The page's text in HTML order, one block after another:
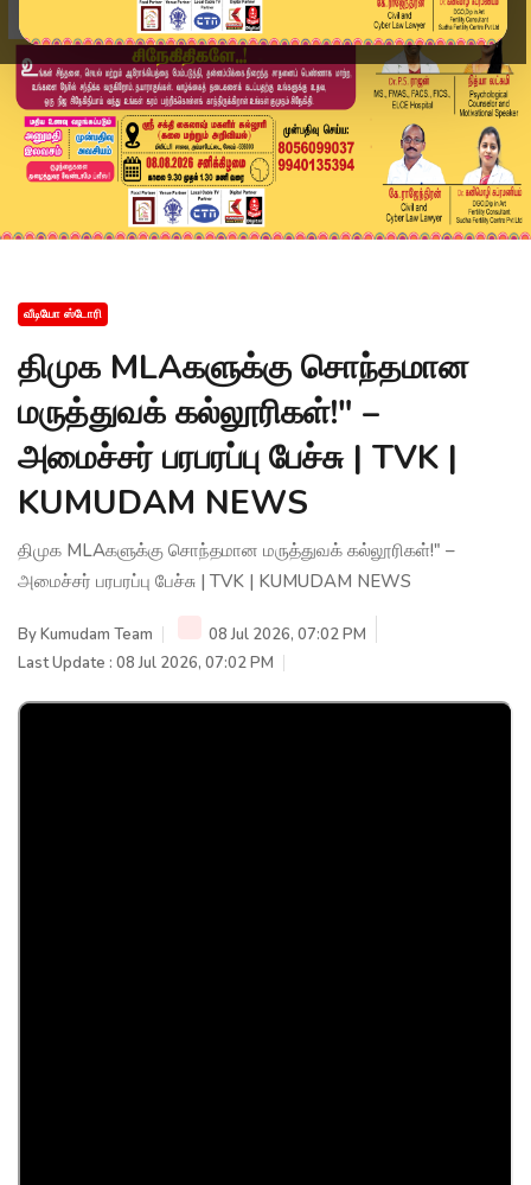
வீடியோ ஸ்டோரி
திமுக MLAகளுக்கு சொந்தமான
மருத்துவக் கல்லூரிகள்!" –
அமைச்சர் பரபரப்பு பேச்சு | TVK |
KUMUDAM NEWS
திமுக MLAகளுக்கு சொந்தமான மருத்துவக் கல்லூரிகள்!" –
அமைச்சர் பரபரப்பு பேச்சு | TVK | KUMUDAM NEWS
ByKumudam Team
08 Jul 2026, 07:02 PM
Last Update : 08 Jul 2026, 07:02 PM